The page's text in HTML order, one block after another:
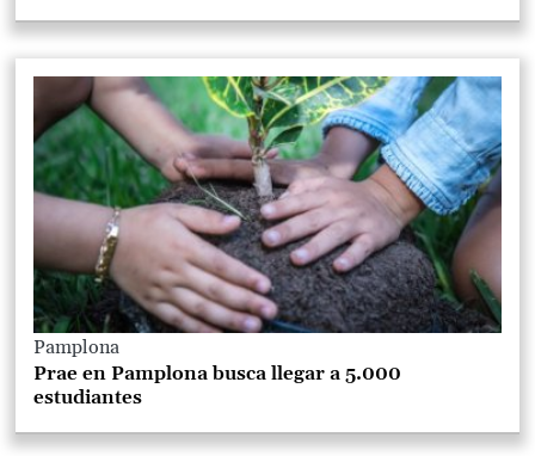
Pamplona
Prae en Pamplona busca llegar a 5.000
estudiantes